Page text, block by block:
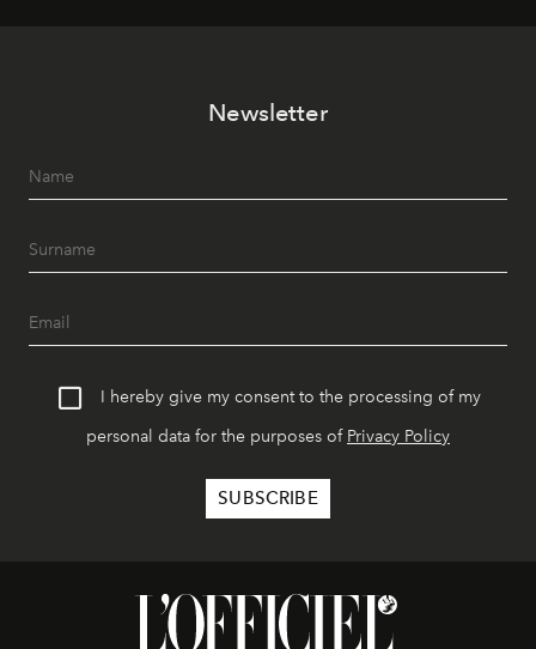
Newsletter
I hereby give my consent to the processing of my
personal data for the purposes of Privacy Policy